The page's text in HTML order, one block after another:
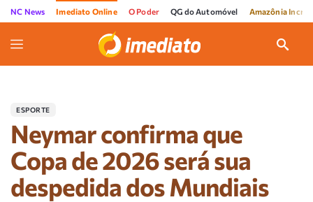
NC News Imediato Online O Poder QG do Automóvel Amazônia
ESPORTE
Neymar confirma que
Copa de 2026 será sua
despedida dos Mundiais